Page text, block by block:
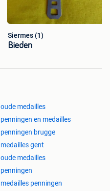
Siermes (1)
Bieden
oude medailles
penningen en medailles
penningen brugge
medailles gent
oude medailles
penningen
medailles penningen